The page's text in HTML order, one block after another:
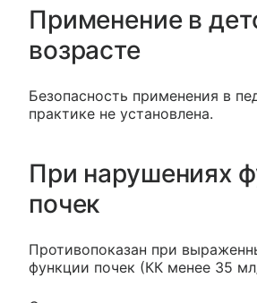
Применение в
возрасте
Безопасность применения в
практике не установлена.
При нарушениях
почек
Противопоказан при
функции почек (КК менее 35